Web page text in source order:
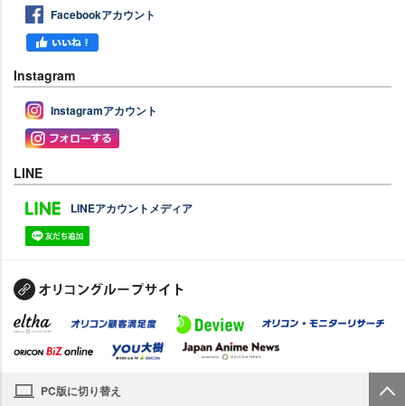
Facebookアカウント
Instagram
Instagramアカウント
LINE
LINEアカウントメディア
PC版に切り替え